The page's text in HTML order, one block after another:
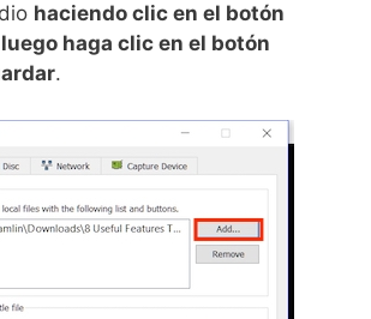
haciendo clic en el botón
luego haga clic en el botón
.